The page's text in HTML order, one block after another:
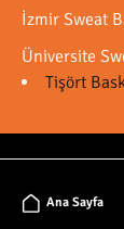
Ana Sayfa
İzmir Sweat
Üniversite
Tişört